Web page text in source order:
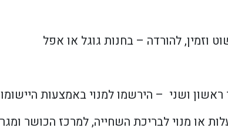
וזמין, להורדה – בחנות גוגל או אפל
ושני – הירשמו למנוי באמצעות
השחייה, למרכז הכושר ומגרשי הטניס ב- 690 ש"ח בלבד!